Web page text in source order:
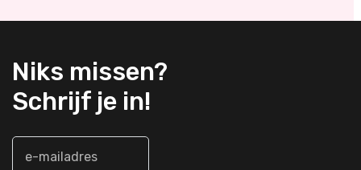
Niks missen?
Schrijf je in!